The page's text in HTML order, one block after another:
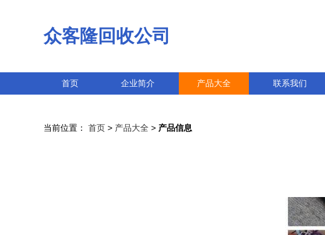
众客隆回收公司
首页 企业简介 产品大全 联系我们
当前位置： 首页 > 产品大全 > 产品信息